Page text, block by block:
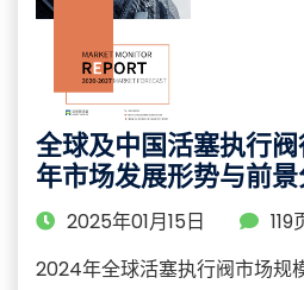
全球及中国活塞执行
年市场发展形势与前
2025年01月15日
119
2024年全球活塞执行阀市场规